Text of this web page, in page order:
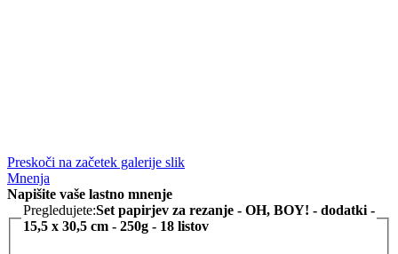
Preskoči na začetek galerije slik
Mnenja
Napišite vaše lastno mnenje
Pregledujete:Set papirjev za rezanje - OH, BOY! - dodatki -
15,5 x 30,5 cm - 250g - 18 listov